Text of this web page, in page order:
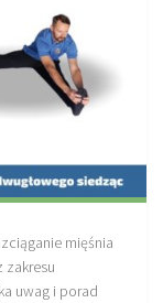
mięśnia
zakresu
uwag i porad